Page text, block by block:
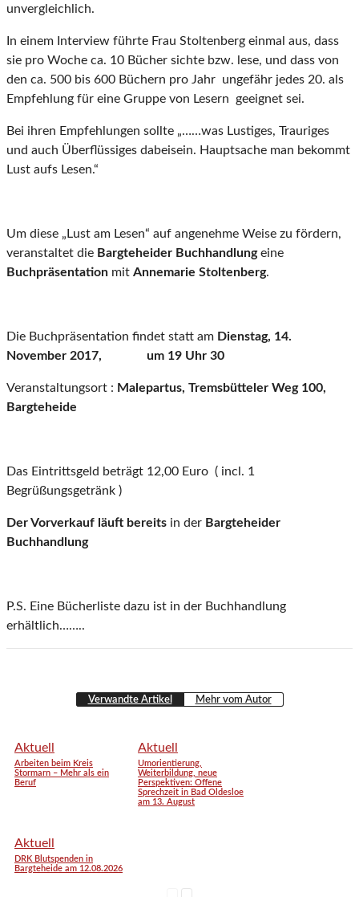
unvergleichlich.
In einem Interview führte Frau Stoltenberg einmal aus, dass
sie pro Woche ca. 10 Bücher sichte bzw. lese, und dass von
den ca. 500 bis 600 Büchern pro Jahr ungefähr jedes 20. als
Empfehlung für eine Gruppe von Lesern geeignet sei.
Bei ihren Empfehlungen sollte „……was Lustiges, Trauriges
und auch Überflüssiges dabeisein. Hauptsache man bekommt
Lust aufs Lesen.“
Um diese „Lust am Lesen“ auf angenehme Weise zu fördern,
veranstaltet die Bargteheider Buchhandlungeine
Buchpräsentation mit Annemarie Stoltenberg.
Die Buchpräsentation findet statt am Dienstag, 14.
November 2017, um 19 Uhr 30
Veranstaltungsort : Malepartus, Tremsbütteler Weg 100,
Bargteheide
Das Eintrittsgeld beträgt 12,00 Euro ( incl. 1
Begrüßungsgetränk )
Der Vorverkauf läuft bereits in der Bargteheider
Buchhandlung
P.S. Eine Bücherliste dazu ist in der Buchhandlung
erhältlich……..
Verwandte Artikel Mehr vom Autor
Aktuell
Arbeiten beim Kreis
Stormarn – Mehr als ein
Beruf
Aktuell
Umorientierung,
Weiterbildung, neue
Perspektiven: Offene
Sprechzeit in Bad Oldesloe
am 13. August
Aktuell
DRK Blutspenden in
Bargteheide am 12.08.2026